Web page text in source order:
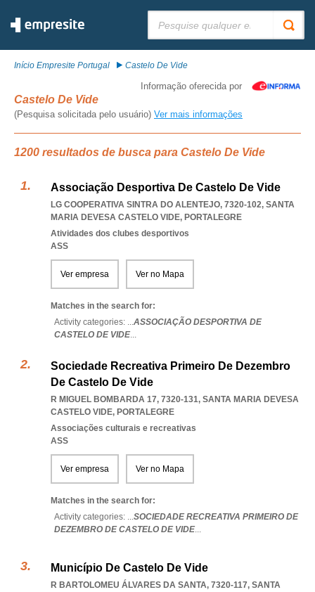
Início Empresite Portugal Castelo De Vide
Informação oferecida por
Castelo De Vide
(Pesquisa solicitada pelo usuário) Ver mais informações
1200 resultados de busca para Castelo De Vide
Associação Desportiva De Castelo De Vide
LG COOPERATIVA SINTRA DO ALENTEJO, 7320-102, SANTA
MARIA DEVESA CASTELO VIDE, PORTALEGRE
Atividades dos clubes desportivos
ASS
Ver empresa Ver no Mapa
Matches in the search for:
Activity categories: ...ASSOCIAÇÃO DESPORTIVA DE
CASTELO DE VIDE...
Sociedade Recreativa Primeiro De Dezembro
De Castelo De Vide
R MIGUEL BOMBARDA 17, 7320-131, SANTA MARIA DEVESA
CASTELO VIDE, PORTALEGRE
Associações culturais e recreativas
ASS
Ver empresa Ver no Mapa
Matches in the search for:
Activity categories: ...SOCIEDADE RECREATIVA PRIMEIRO DE
DEZEMBRO DE CASTELO DE VIDE...
Município De Castelo De Vide
R BARTOLOMEU ÁLVARES DA SANTA, 7320-117, SANTA